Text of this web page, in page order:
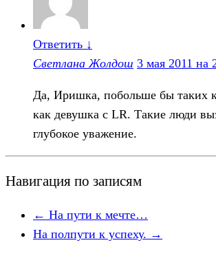
Ответить ↓
Светлана Жолдош 3 мая 2011 на
Да, Иришка, побольше бы таких
как девушка с LR. Такие люди
глубокое уважение.
Навигация по записям
← На пути к мечте…
На полпути к успеху. →